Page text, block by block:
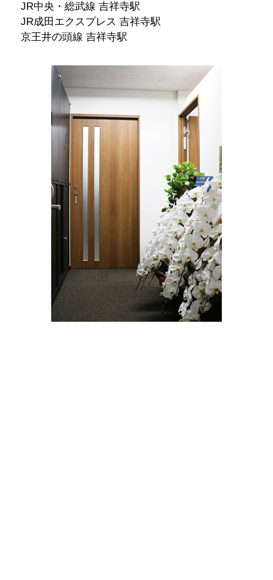
JR中央・総武線 吉祥寺駅
JR成田エクスプレス 吉祥寺駅
京王井の頭線 吉祥寺駅